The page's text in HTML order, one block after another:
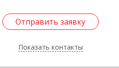
Отправить заявку
Показать контакты
Отправить заявку
Назад